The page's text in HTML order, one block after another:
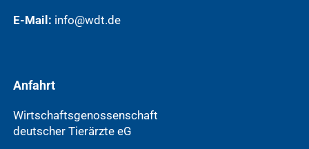
E-Mail: info@wdt.de
Anfahrt
Wirtschaftsgenossenschaft
deutscher Tierärzte eG